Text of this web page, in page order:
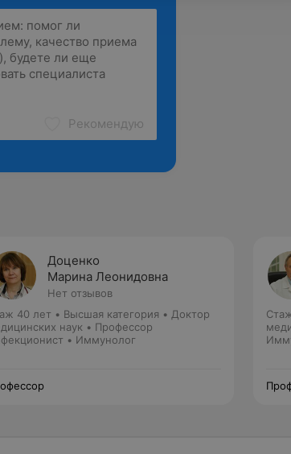
Рекомендую
Доценко
Марина Леонидовна
Нет отзывов
40 лет • Высшая категория • Доктор
наук • Профессор
• Иммунолог